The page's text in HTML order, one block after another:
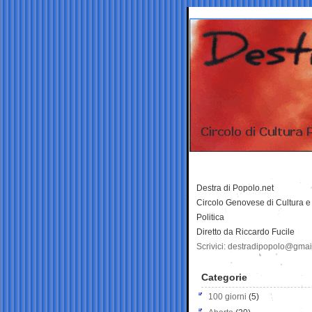
Destra di Popolo.net
Circolo Genovese di Cultura e
Politica
Diretto da Riccardo Fucile
Scrivici:
Categorie
100 giorni (5)